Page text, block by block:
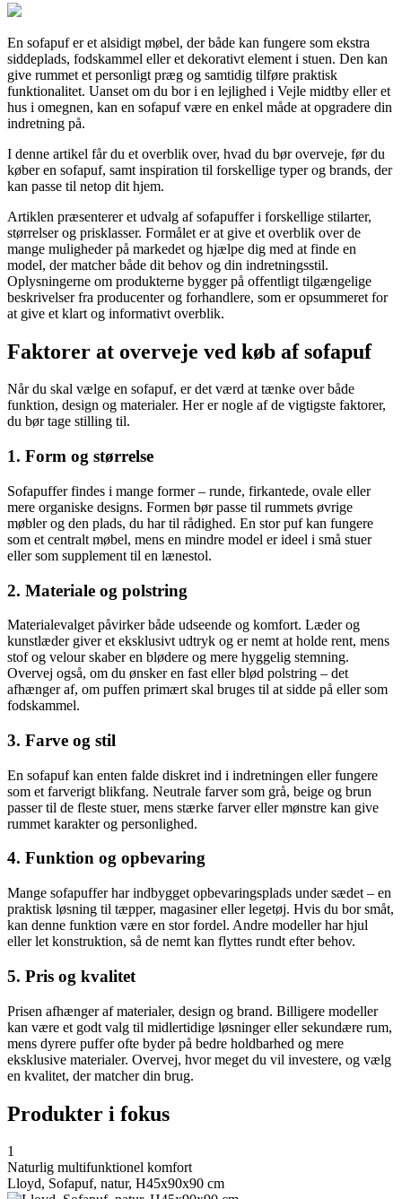
En sofapuf er et alsidigt møbel, der både kan fungere som ekstra
siddeplads, fodskammel eller et dekorativt element i stuen. Den kan
give rummet et personligt præg og samtidig tilføre praktisk
funktionalitet. Uanset om du bor i en lejlighed i Vejle midtby eller et
hus i omegnen, kan en sofapuf være en enkel måde at opgradere din
indretning på.
I denne artikel får du et overblik over, hvad du bør overveje, før du
køber en sofapuf, samt inspiration til forskellige typer og brands, der
kan passe til netop dit hjem.
Artiklen præsenterer et udvalg af sofapuffer i forskellige stilarter,
størrelser og prisklasser. Formålet er at give et overblik over de
mange muligheder på markedet og hjælpe dig med at finde en
model, der matcher både dit behov og din indretningsstil.
Oplysningerne om produkterne bygger på offentligt tilgængelige
beskrivelser fra producenter og forhandlere, som er opsummeret for
at give et klart og informativt overblik.
Faktorer at overveje ved køb af sofapuf
Når du skal vælge en sofapuf, er det værd at tænke over både
funktion, design og materialer. Her er nogle af de vigtigste faktorer,
du bør tage stilling til.
1. Form og størrelse
Sofapuffer findes i mange former – runde, firkantede, ovale eller
mere organiske designs. Formen bør passe til rummets øvrige
møbler og den plads, du har til rådighed. En stor puf kan fungere
som et centralt møbel, mens en mindre model er ideel i små stuer
eller som supplement til en lænestol.
2. Materiale og polstring
Materialevalget påvirker både udseende og komfort. Læder og
kunstlæder giver et eksklusivt udtryk og er nemt at holde rent, mens
stof og velour skaber en blødere og mere hyggelig stemning.
Overvej også, om du ønsker en fast eller blød polstring – det
afhænger af, om puffen primært skal bruges til at sidde på eller som
fodskammel.
3. Farve og stil
En sofapuf kan enten falde diskret ind i indretningen eller fungere
som et farverigt blikfang. Neutrale farver som grå, beige og brun
passer til de fleste stuer, mens stærke farver eller mønstre kan give
rummet karakter og personlighed.
4. Funktion og opbevaring
Mange sofapuffer har indbygget opbevaringsplads under sædet – en
praktisk løsning til tæpper, magasiner eller legetøj. Hvis du bor småt,
kan denne funktion være en stor fordel. Andre modeller har hjul
eller let konstruktion, så de nemt kan flyttes rundt efter behov.
5. Pris og kvalitet
Prisen afhænger af materialer, design og brand. Billigere modeller
kan være et godt valg til midlertidige løsninger eller sekundære rum,
mens dyrere puffer ofte byder på bedre holdbarhed og mere
eksklusive materialer. Overvej, hvor meget du vil investere, og vælg
en kvalitet, der matcher din brug.
Produkter i fokus
1
Naturlig multifunktionel komfort
Lloyd, Sofapuf, natur, H45x90x90 cm